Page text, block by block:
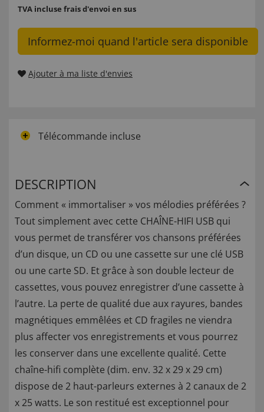
TVA incluse frais d'envoi en sus
Informez-moi quand l'article sera disponible
Ajouter à ma liste d'envies
Télécommande incluse
DESCRIPTION
Comment « immortaliser » vos mélodies préférées ?
Tout simplement avec cette CHAÎNE-HIFI USB qui
vous permet de transférer vos chansons préférées
d’un disque, un CD ou une cassette sur une clé USB
ou une carte SD. Et grâce à son double lecteur de
cassettes, vous pouvez enregistrer d’une cassette à
l’autre. La perte de qualité due aux rayures, bandes
magnétiques emmêlées et CD fragiles ne viendra
plus affecter vos enregistrements et vous pourrez
les conserver dans une excellente qualité. Cette
chaîne-hifi complète (dim. env. 32 x 29 x 29 cm)
dispose de 2 haut-parleurs externes à 2 canaux de 2
x 25 watts. Le son restitué est exceptionnel pour